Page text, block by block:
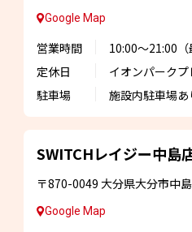
Google Map
営業時間 10:00～21:00
定休日
イオンパーク
駐車場
施設内駐車場あ
SWITCHレイジー中島
〒870-0049 大分県大分市中
Google Map